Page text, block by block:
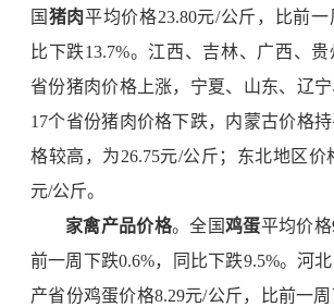
国 猪肉平均价格23.80元/公斤，比前一
比下跌13.7%。江西、吉林、广西、贵
省份猪肉价格上涨，宁夏、山东、辽
17个省份猪肉价格下跌， 内蒙古价格
格较高，为26.75元/公斤；东北地区价
元/公斤。
家禽产品价格。全国鸡蛋平均价
前一周下跌0.6%，同比下跌9.5%。河
产省份鸡蛋价格8.29元/公斤，比前一